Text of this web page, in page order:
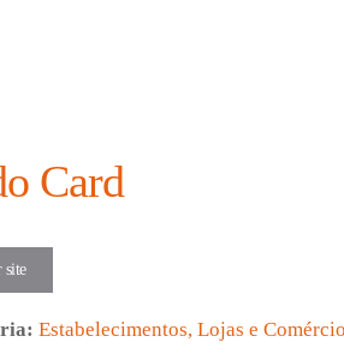
Card
site
Estabelecimentos, Lojas e